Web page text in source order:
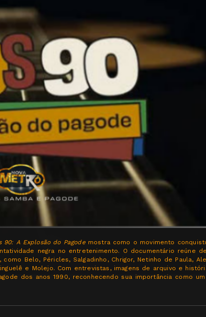
90: A Explosão do Pagodemostra como o movimento
negra no entretenimento. O documentário reúne
Belo, Péricles, Salgadinho, Chrigor, Netinho de Paula,
e Molejo. Com entrevistas, imagens de arquivo e
dos anos 1990, reconhecendo sua importância como